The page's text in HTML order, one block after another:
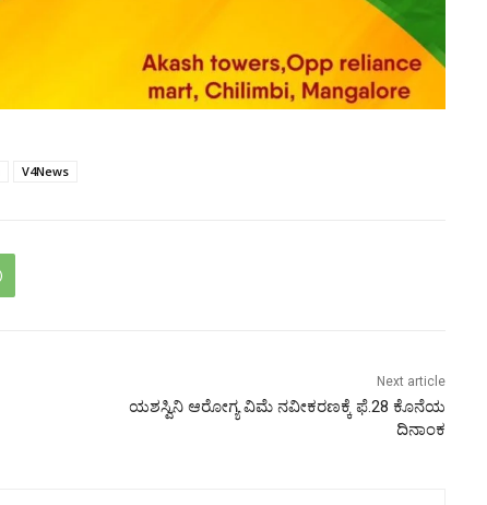
V4News
Next article
ಯಶಸ್ವಿನಿ ಆರೋಗ್ಯ ವಿಮೆ ನವೀಕರಣಕ್ಕೆ ಫೆ.28 ಕೊನೆಯ
ದಿನಾಂಕ